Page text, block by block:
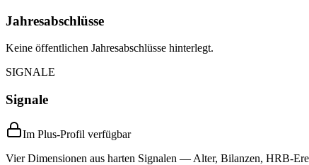
Jahresabschlüsse
Keine öffentlichen Jahresabschlüsse hinterlegt.
SIGNALE
Signale
Im Plus-Profil verfügbar
Vier Dimensionen aus harten Signalen — Alter, Bilanzen, HRB-